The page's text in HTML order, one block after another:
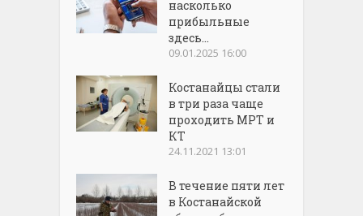
насколько
прибыльные
здесь...
09.01.2025 16:00
Костанайцы стали
в три раза чаще
проходить МРТ и
КТ
24.11.2021 13:01
В течение пяти лет
в Костанайской